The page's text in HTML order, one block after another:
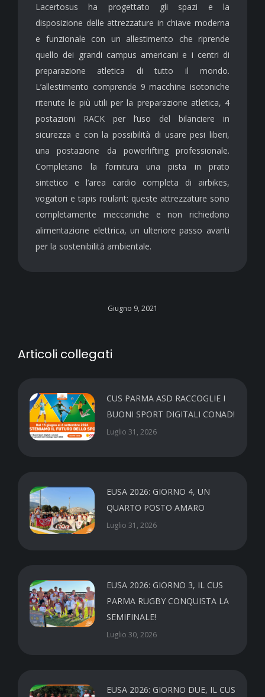
Lacertosus ha progettato gli spazi e la
disposizione delle attrezzature in chiave moderna
e funzionale con un allestimento che riprende
quello dei grandi campus americani e i centri di
preparazione atletica di tutto il mondo.
L’allestimento comprende 9 macchine isotoniche
ritenute le più utili per la preparazione atletica, 4
postazioni RACK per l’uso del bilanciere in
sicurezza e con la possibilità di usare pesi liberi,
una postazione da powerlifting professionale.
Completano la fornitura una pista in prato
sintetico e l’area cardio completa di airbikes,
vogatori e tapis roulant: queste attrezzature sono
completamente meccaniche e non richiedono
alimentazione elettrica, un ulteriore passo avanti
per la sostenibilità ambientale.
Giugno 9, 2021
Articoli collegati
CUS PARMA ASD RACCOGLIE I
BUONI SPORT DIGITALI CONAD!
Luglio 31, 2026
EUSA 2026: GIORNO 4, UN
QUARTO POSTO AMARO
Luglio 31, 2026
EUSA 2026: GIORNO 3, IL CUS
PARMA RUGBY CONQUISTA LA
SEMIFINALE!
Luglio 30, 2026
EUSA 2026: GIORNO DUE, IL CUS